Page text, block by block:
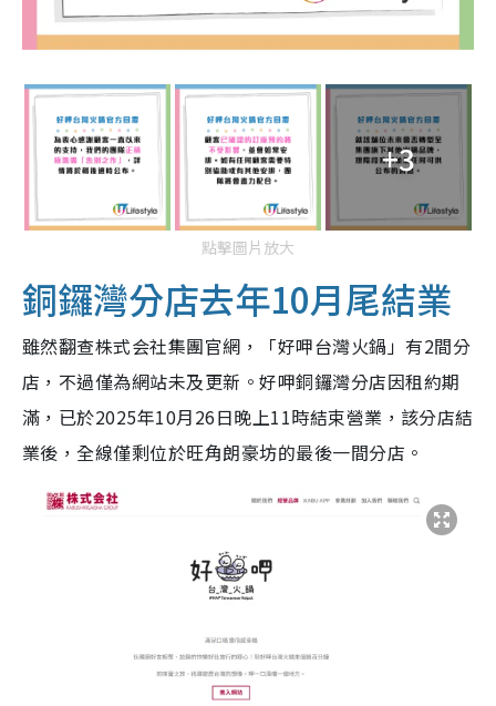
+3
點擊圖片放大
銅鑼灣分店去年10月尾結業
雖然翻查株式会社集團官網，「好呷台灣火鍋」有2間分
店，不過僅為網站未及更新。好呷銅鑼灣分店因租約期
滿，已於2025年10月26日晚上11時結束營業，該分店結
業後，全線僅剩位於旺角朗豪坊的最後一間分店。